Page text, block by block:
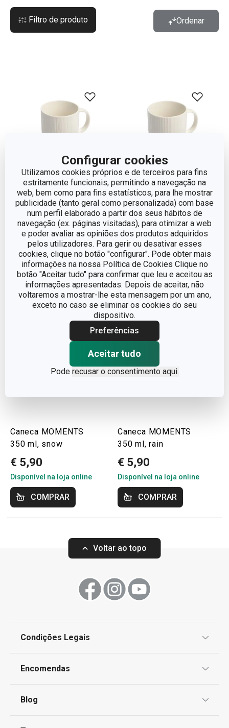
Configurar cookies
Utilizamos cookies próprios e de terceiros para fins
estritamente funcionais, permitindo a navegação na
web, bem como para fins estatísticos, para lhe mostrar
publicidade (tanto geral como personalizada) com base
num perfil elaborado a partir dos seus hábitos de
navegação (ex. páginas visitadas), para otimizar a web
e poder avaliar as opiniões dos produtos adquiridos
pelos utilizadores. Para gerir ou desativar esses
cookies, clique no botão "configurar". Pode obter mais
informações na nossa Política de Cookies Clique no
botão "Aceitar tudo" para confirmar que leu e aceitou as
informações apresentadas. Depois de aceitar, não
voltaremos a mostrar-lhe esta mensagem por um ano,
exceto no caso se eliminar os cookies do seu
dispositivo.
Preferências
Aceitar tudo
Pode recusar o consentimento aqui.
Filtro de produto Ordenar
Caneca MOMENTS
350 ml, river
€ 5,90
Disponível na loja online
COMPRAR
Caneca MOMENTS
350 ml, waterfall
€ 5,90
Indisponível na loja online
Monitorizar produto
Caneca MOMENTS
350 ml, snow
€ 5,90
Disponível na loja online
COMPRAR
Caneca MOMENTS
350 ml, rain
€ 5,90
Disponível na loja online
COMPRAR
Voltar ao topo
Condições Legais
Livro de Reclamações
Encomendas
Blog